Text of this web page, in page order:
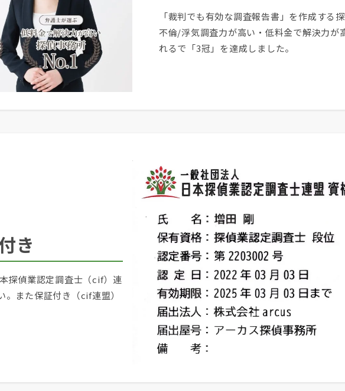
「裁判でも有効な調査報告書」を作成する
不倫/浮気調査力が高い・低料金で解決力が
れるで「3冠」を達成しました。
き
探偵業認定調査士（cif）連
また保証付き（cif連盟）